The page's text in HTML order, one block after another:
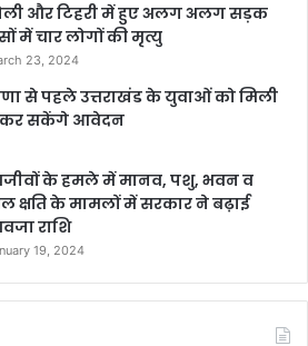
और टिहरी में हुए अलग अलग सड़क
में चार लोगों की मृत्यु
23, 2024
से पहले उत्तराखंड के युवाओं को मिली
कर सकेंगे आवेदन
के हमले में मानव, पशु, भवन व
क्षति के मामलों में सरकार ने बढ़ाई
राशि
19, 2024